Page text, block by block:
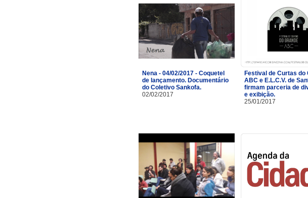
Nena - 04/02/2017 - Coquetel
de lançamento. Documentário
do Coletivo Sankofa.
02/02/2017
Festival de Curtas do
ABC e E.L.C.V. de
firmam parceria de
e exibição.
25/01/2017